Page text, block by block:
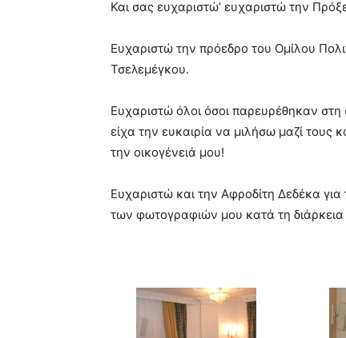
Και σας ευχαριστώ’ ευχαριστώ την
Ευχαριστώ την πρόεδρο του Ομίλου
Τσελεμέγκου.
Ευχαριστώ όλοι όσοι παρευρέθηκαν στη
είχα την ευκαιρία να μιλήσω μαζί τους
την οικογένειά μου!
Ευχαριστώ και την Αφροδίτη Δεδέκα
των φωτογραφιών μου κατά τη διάρκεια